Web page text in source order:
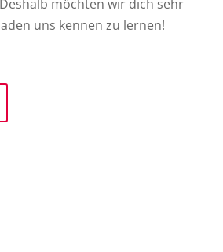
möchten wir dich sehr
uns kennen zu lernen!